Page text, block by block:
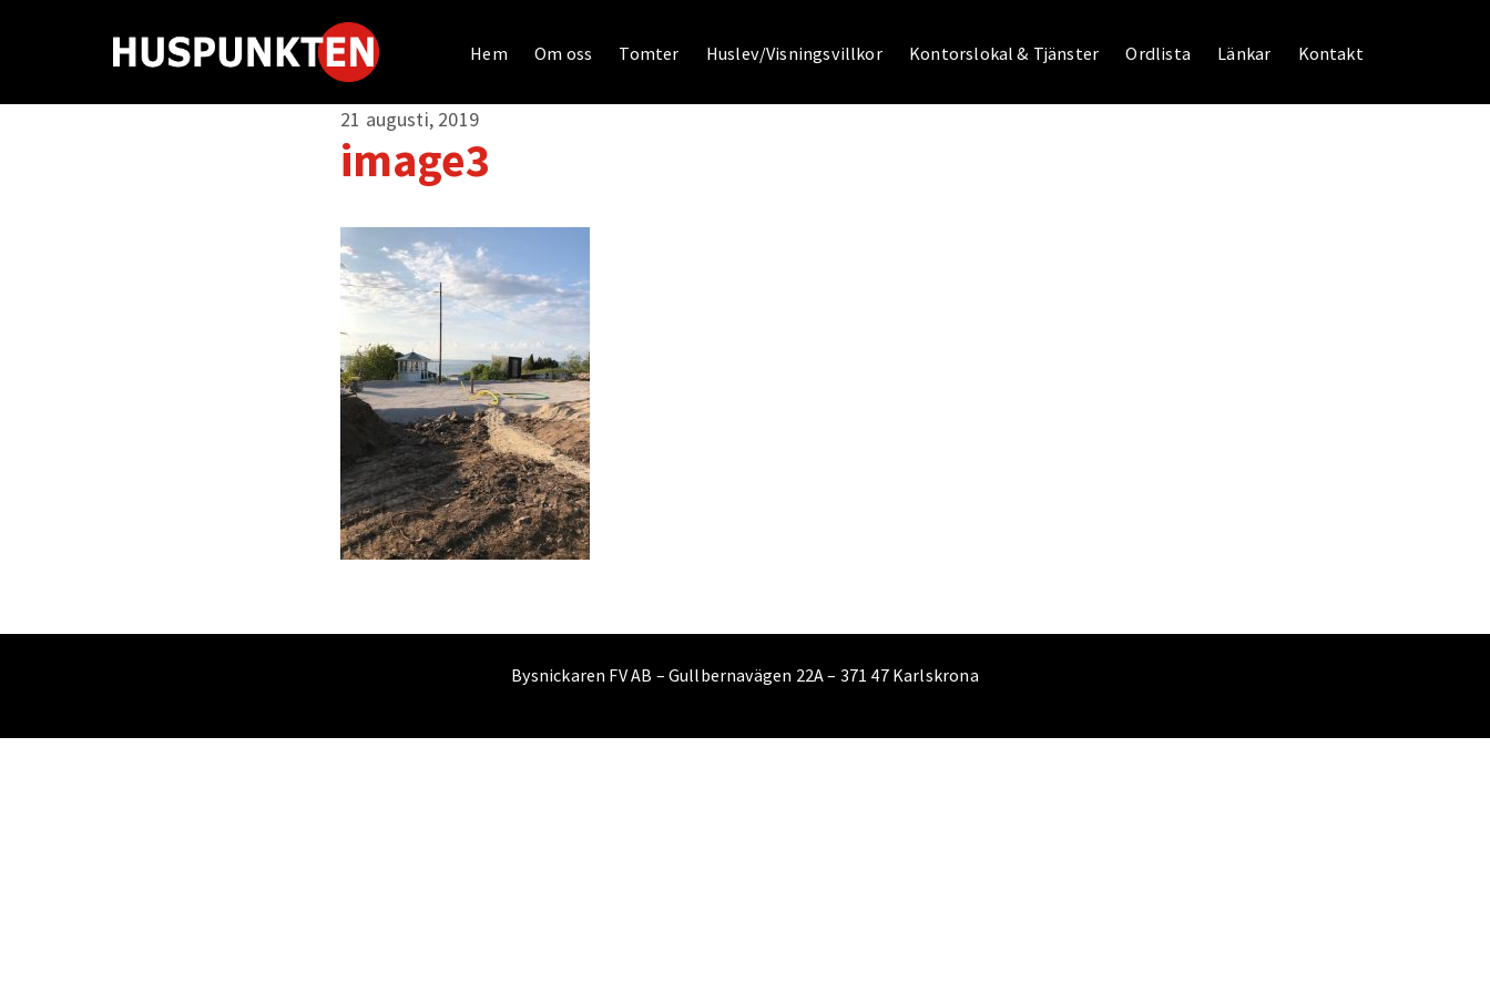
Hem Om oss Tomter Huslev/Visningsvillkor Kontorslokal & Tjänster Ordlista Länkar Kontakt
21 augusti, 2019
image3
Bysnickaren FV AB – Gullbernavägen 22A – 371 47 Karlskrona